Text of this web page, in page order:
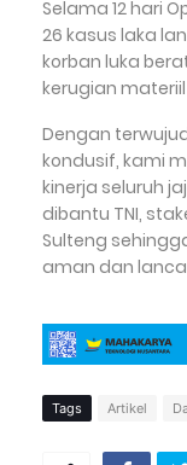
Selama 12 hari
26 kasus laka
korban luka
kerugian materiil
Dengan
kondusif, kami
kinerja seluruh
dibantu TNI,
Sulteng
aman dan
Tags Artikel